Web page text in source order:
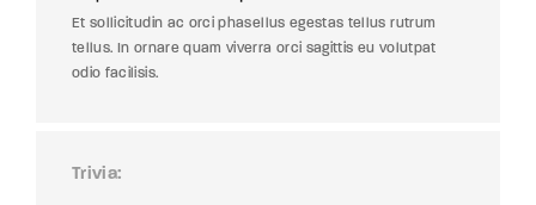
Et sollicitudin ac orci phasellus egestas tellus rutrum
tellus. In ornare quam viverra orci sagittis eu volutpat
odio facilisis.
Trivia